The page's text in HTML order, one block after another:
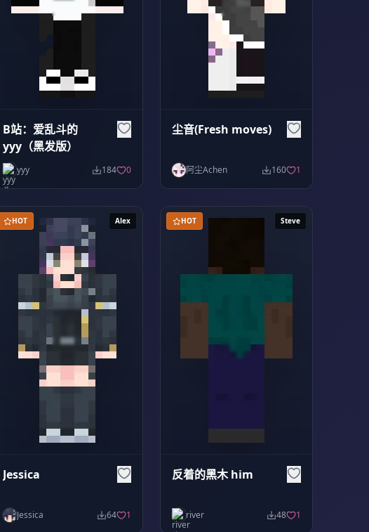
B站：爱乱斗的
yyy（黑发版）
yyy 184 0
尘音(Fresh moves)
阿尘Achen 160 1
Alex
HOT
Jessica
Jessica 64 1
Steve
HOT
反着的黑木 him
river 48 1